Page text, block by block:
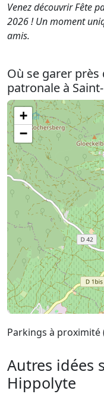
Venez découvrir Fête
2026 ! Un moment
amis.
Où se garer près
patronale à
+
−
Parkings à proximité
Autres idées
Hippolyte